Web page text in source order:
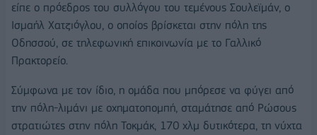
είπε ο πρόεδρος του συλλόγου του τεμένους Σουλεϊμάν, ο
Ισμαήλ Χατζιόγλου, ο οποίος βρίσκεται στην πόλη της
Οδησσού, σε τηλεφωνική επικοινωνία με το Γαλλικό
Πρακτορείο.
Σύμφωνα με τον ίδιο, η ομάδα που μπόρεσε να φύγει από
την πόλη-λιμάνι με οχηματοπομπή, σταμάτησε από Ρώσους
στρατιώτες στην πόλη Τοκμάκ, 170 χλμ δυτικότερα, τη νύχτα